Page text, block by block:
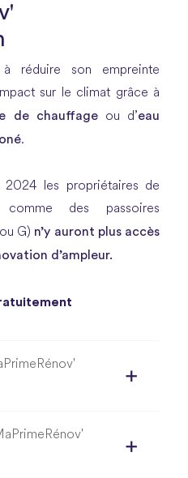
réduire son empreinte
sur le climat grâce à
de chauffage ou d’eau
.
les propriétaires de
comme des passoires
G) n’y auront plus accès
d’ampleur.